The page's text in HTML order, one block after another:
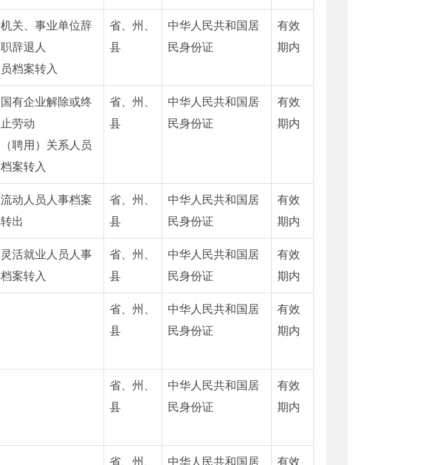
机关、事业单位辞
职辞退人
员档案转入
省、州、
县
中华人民共和国居
民身份证
有效
期内
国有企业解除或终
止劳动
（聘用）关系人员
档案转入
省、州、
县
中华人民共和国居
民身份证
有效
期内
流动人员人事档案
转出
省、州、
县
中华人民共和国居
民身份证
有效
期内
灵活就业人员人事
档案转入
省、州、
县
中华人民共和国居
民身份证
有效
期内
省、州、
县
中华人民共和国居
民身份证
有效
期内
省、州、
县
中华人民共和国居
民身份证
有效
期内
省、州、 中华人民共和国居 有效